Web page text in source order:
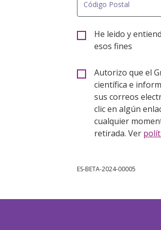
He leido y
esos fines
Autorizo que el
científica e
sus correos
clic en algún
cualquier
retirada. Ver
ES-BETA-2024-00005